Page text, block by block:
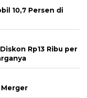
10,7 Persen di
Rp13 Ribu per
Merger